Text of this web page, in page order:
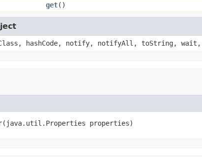
get()
hashCode, notify, notifyAll, toString,
properties)